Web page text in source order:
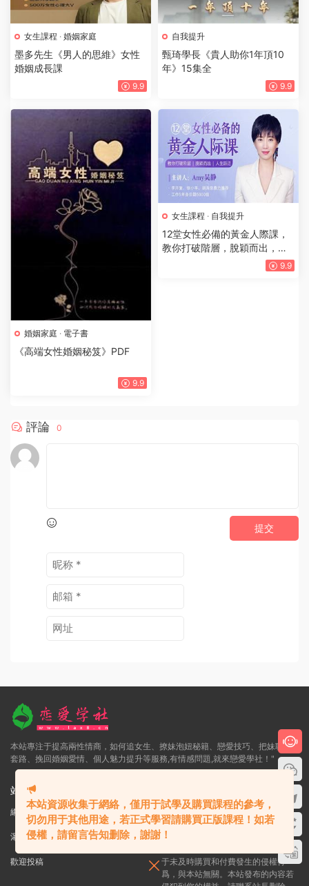
女生課程 · 婚姻家庭
墨多先生《男人的思維》女性
婚姻成長課
9.9
自我提升
甄琦學長《貴人助你1年頂10
年》15集全
9.9
婚姻家庭 · 電子書
《高端女性婚姻秘笈》PDF
9.9
女生課程 · 自我提升
12堂女性必備的黃金人際課，
教你打破階層，脫穎而出，人
9.9
評論 0
提交
本站專注于提高兩性情商，如何追女生、撩妹泡妞秘籍、戀愛技巧、把妹聊天
套路、挽回婚姻愛情、個人魅力提升等服務,有情感問題,就來戀愛學社！"
站内鏈接
網站地圖 文章歸檔 标簽彙總
瀑布流 會員中心 開通VIP
歡迎投稿
本站大部分下載資源收集于網絡，隻
做學習和交流使用，版權歸原作者所
有，請在下載後24小時之内自覺删
除，若作商業用途，請購買正版，由
于未及時購買和付費發生的侵權行
爲，與本站無關。本站發布的内容若
本站資源收集于網絡，僅用于試學及購買課程的參考，
切勿用于其他用途，若正式學習請購買正版課程！如若
侵權，請留言告知删除，謝謝！